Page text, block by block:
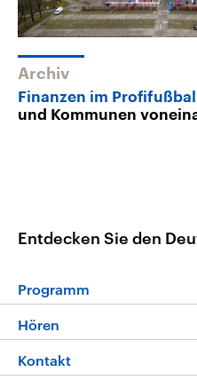
Archiv
Finanzen im Profifußball
und Kommunen
Entdecken Sie den
Programm
Programm
Die Nachrichten
Hören
Livestream
Kontakt